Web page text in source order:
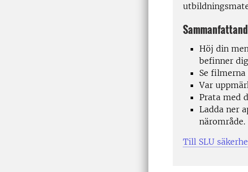
Höj din
befinner
Se
Var
Prata med
Ladda ner
närområde.
Till SLU